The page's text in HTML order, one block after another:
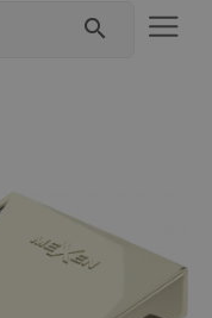
search